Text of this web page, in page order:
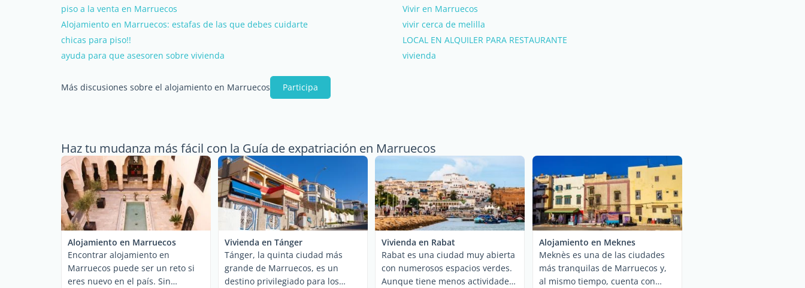
piso a la venta en Marruecos
Vivir en Marruecos
Alojamiento en Marruecos: estafas de las que debes cuidarte
vivir cerca de melilla
chicas para piso!!
LOCAL EN ALQUILER PARA RESTAURANTE
ayuda para que asesoren sobre vivienda
vivienda
Más discusiones sobre el alojamiento en Marruecos Participa
Haz tu mudanza más fácil con la Guía de expatriación en Marruecos
Alojamiento en Marruecos
Encontrar alojamiento en
Marruecos puede ser un reto si
eres nuevo en el país. Sin
Vivienda en Tánger
Tánger, la quinta ciudad más
grande de Marruecos, es un
destino privilegiado para los
Vivienda en Rabat
Rabat es una ciudad muy abierta
con numerosos espacios verdes.
Aunque tiene menos actividades
Alojamiento en Meknes
Meknès es una de las ciudades
más tranquilas de Marruecos y,
al mismo tiempo, cuenta con